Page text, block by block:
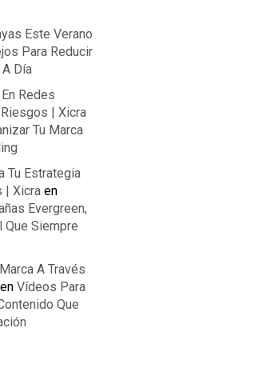
Este Verano
Para Reducir
Día
Redes
| Xicra
Tu Marca
Tu Estrategia
| Xicra en
Evergreen,
Que Siempre
A Través
en Vídeos Para
Que